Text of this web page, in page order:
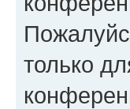
только